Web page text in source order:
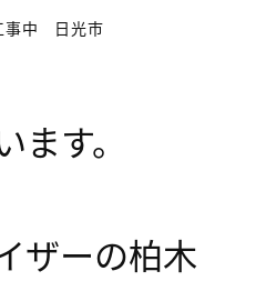
事中 日光市
す。
ザーの柏木